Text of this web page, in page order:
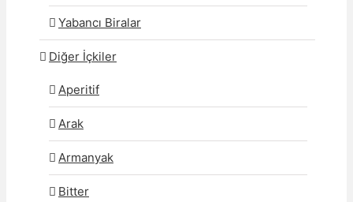
Yabancı Biralar
Diğer İçkiler
Aperitif
Arak
Armanyak
Bitter